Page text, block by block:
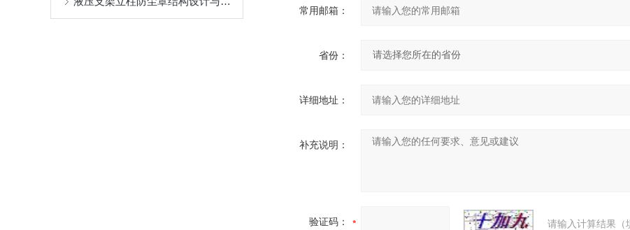
常用邮箱：
省份：
详细地址：
补充说明：
验证码： 请输入计算结果（